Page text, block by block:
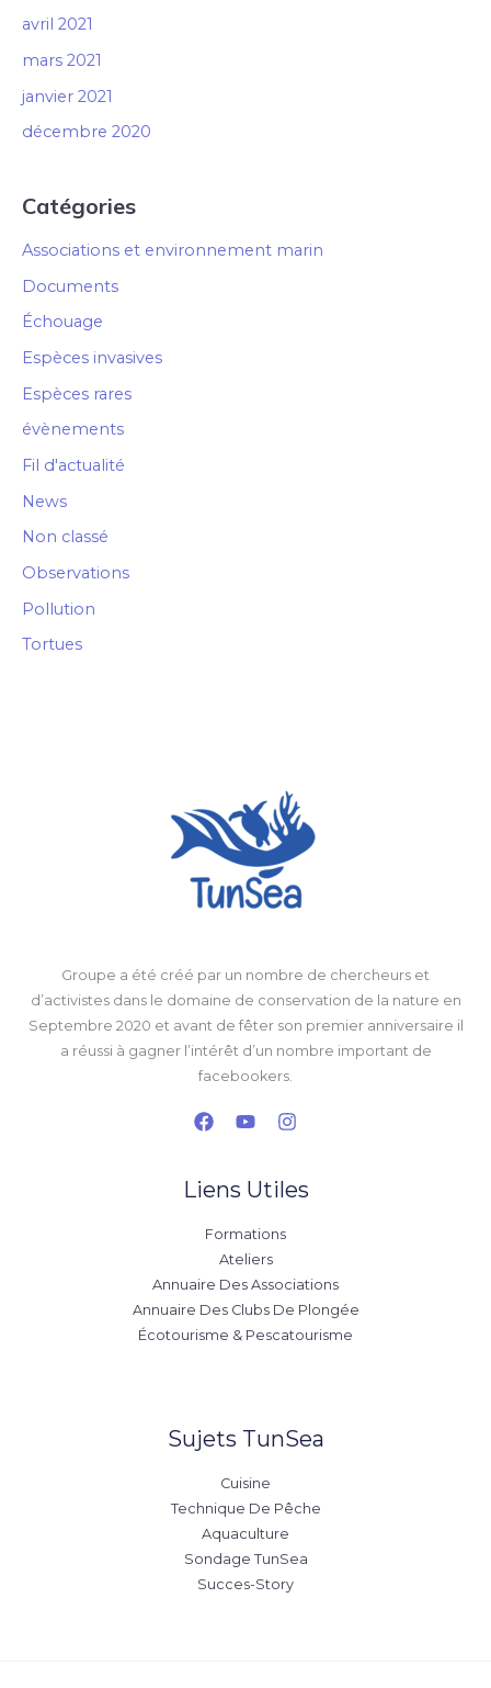
avril 2021
mars 2021
janvier 2021
décembre 2020
Catégories
Associations et environnement marin
Documents
Échouage
Espèces invasives
Espèces rares
évènements
Fil d'actualité
News
Non classé
Observations
Pollution
Tortues
Groupe a été créé par un nombre de chercheurs et
d’activistes dans le domaine de conservation de la nature en
Septembre 2020 et avant de fêter son premier anniversaire il
a réussi à gagner l’intérêt d’un nombre important de
facebookers.
Liens Utiles
Formations
Ateliers
Annuaire Des Associations
Annuaire Des Clubs De Plongée
Écotourisme & Pescatourisme
Sujets TunSea
Cuisine
Technique De Pêche
Aquaculture
Sondage TunSea
Succes-Story